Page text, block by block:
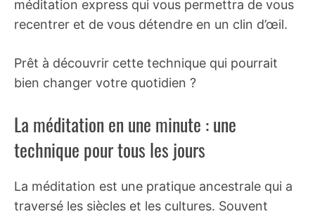
méditation express qui vous permettra de vous
recentrer et de vous détendre en un clin d’œil.
Prêt à découvrir cette technique qui pourrait
bien changer votre quotidien ?
La méditation en une minute : une
technique pour tous les jours
La méditation est une pratique ancestrale qui a
traversé les siècles et les cultures. Souvent